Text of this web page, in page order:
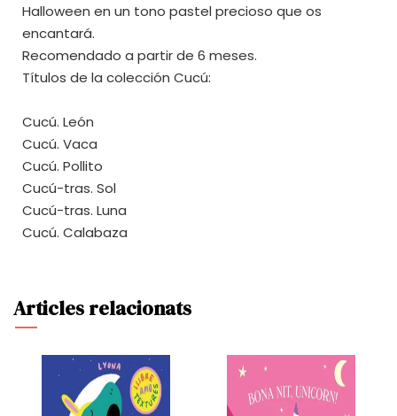
Halloween en un tono pastel precioso que os
encantará.
Recomendado a partir de 6 meses.
Títulos de la colección Cucú:
Cucú. León
Cucú. Vaca
Cucú. Pollito
Cucú-tras. Sol
Cucú-tras. Luna
Cucú. Calabaza
Articles relacionats